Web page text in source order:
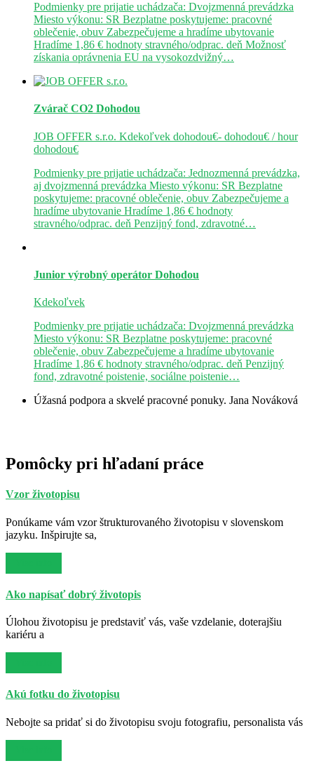
Podmienky pre prijatie uchádzača: Dvojzmenná prevádzka
Miesto výkonu: SR Bezplatne poskytujeme: pracovné
oblečenie, obuv Zabezpečujeme a hradíme ubytovanie
Hradíme 1,86 € hodnoty stravného/odprac. deň Možnosť
získania oprávnenia EU na vysokozdvižný…
Zvárač CO2 Dohodou
JOB OFFER s.r.o. Kdekoľvek dohodou€- dohodou€ / hour
dohodou€
Podmienky pre prijatie uchádzača: Jednozmenná prevádzka,
aj dvojzmenná prevádzka Miesto výkonu: SR Bezplatne
poskytujeme: pracovné oblečenie, obuv Zabezpečujeme a
hradíme ubytovanie Hradíme 1,86 € hodnoty
stravného/odprac. deň Penzijný fond, zdravotné…
Junior výrobný operátor Dohodou
Kdekoľvek
Podmienky pre prijatie uchádzača: Dvojzmenná prevádzka
Miesto výkonu: SR Bezplatne poskytujeme: pracovné
oblečenie, obuv Zabezpečujeme a hradíme ubytovanie
Hradíme 1,86 € hodnoty stravného/odprac. deň Penzijný
fond, zdravotné poistenie, sociálne poistenie…
Úžasná podpora a skvelé pracovné ponuky. Jana Nováková
Pomôcky pri hľadaní práce
Vzor životopisu
Ponúkame vám vzor štrukturovaného životopisu v slovenskom
jazyku. Inšpirujte sa,
Ako napísať dobrý životopis
Úlohou životopisu je predstaviť vás, vaše vzdelanie, doterajšiu
kariéru a
Akú fotku do životopisu
Nebojte sa pridať si do životopisu svoju fotografiu, personalista vás